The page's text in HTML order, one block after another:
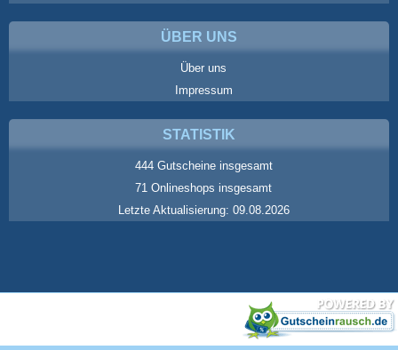
ÜBER UNS
Über uns
Impressum
STATISTIK
444 Gutscheine insgesamt
71 Onlineshops insgesamt
Letzte Aktualisierung: 09.08.2026